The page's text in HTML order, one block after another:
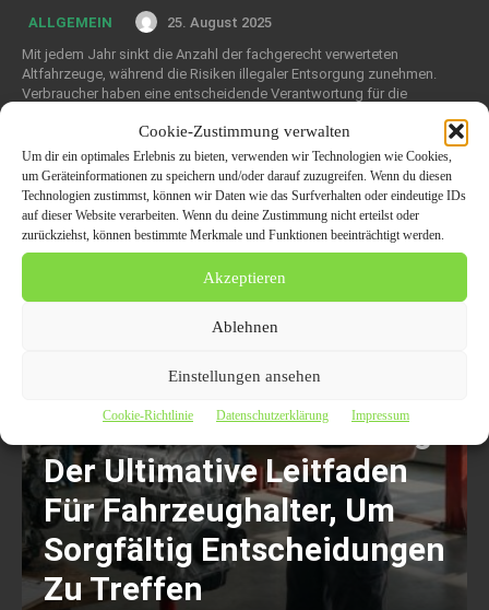
Cookie-Zustimmung verwalten
Um dir ein optimales Erlebnis zu bieten, verwenden wir Technologien wie Cookies,
um Geräteinformationen zu speichern und/oder darauf zuzugreifen. Wenn du diesen
Technologien zustimmst, können wir Daten wie das Surfverhalten oder eindeutige IDs
auf dieser Website verarbeiten. Wenn du deine Zustimmung nicht erteilst oder
zurückziehst, können bestimmte Merkmale und Funktionen beeinträchtigt werden.
Akzeptieren
Ablehnen
Einstellungen ansehen
Cookie-Richtlinie Datenschutzerklärung Impressum
ALLGEMEIN
25. August 2025
Mit jedem Jahr sinkt die Anzahl der fachgerecht verwerteten
Altfahrzeuge, während die Risiken illegaler Entsorgung zunehmen.
Verbraucher haben eine entscheidende Verantwortung für die
die ökologischen und rechtlichen Konsequenzen der Autoverwertung.
Motorschaden Bewertung:
Der Ultimative Leitfaden
Für Fahrzeughalter, Um
Sorgfältig Entscheidungen
Zu Treffen